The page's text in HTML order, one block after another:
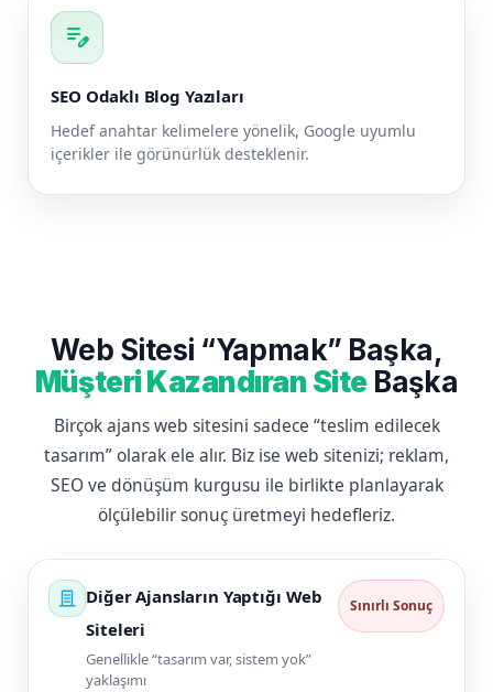
edit_note
SEO Odaklı Blog Yazıları
Hedef anahtar kelimelere yönelik, Google uyumlu
içerikler ile görünürlük desteklenir.
Web Sitesi “Yapmak” Başka,
Müşteri Kazandıran SiteBaşka
Birçok ajans web sitesini sadece “teslim edilecek
tasarım” olarak ele alır. Biz ise web sitenizi; reklam,
SEO ve dönüşüm kurgusu ile birlikte planlayarak
ölçülebilir sonuç üretmeyi hedefleriz.
Diğer Ajansların Yaptığı Web
Siteleri
Genellikle “tasarım var, sistem yok”
yaklaşımı
Sınırlı Sonuç